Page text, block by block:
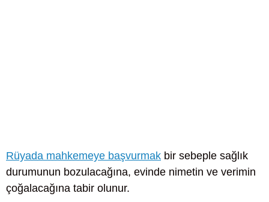
Rüyada mahkemeye başvurmak bir sebeple sağlık
durumunun bozulacağına, evinde nimetin ve verimin
çoğalacağına tabir olunur.